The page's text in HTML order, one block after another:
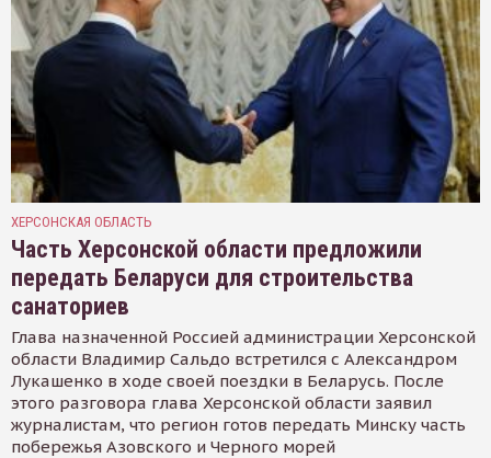
ХЕРСОНСКАЯ ОБЛАСТЬ
Часть Херсонской области предложили
передать Беларуси для строительства
санаториев
Глава назначенной Россией администрации Херсонской
области Владимир Сальдо встретился с Александром
Лукашенко в ходе своей поездки в Беларусь. После
этого разговора глава Херсонской области заявил
журналистам, что регион готов передать Минску часть
побережья Азовского и Черного морей